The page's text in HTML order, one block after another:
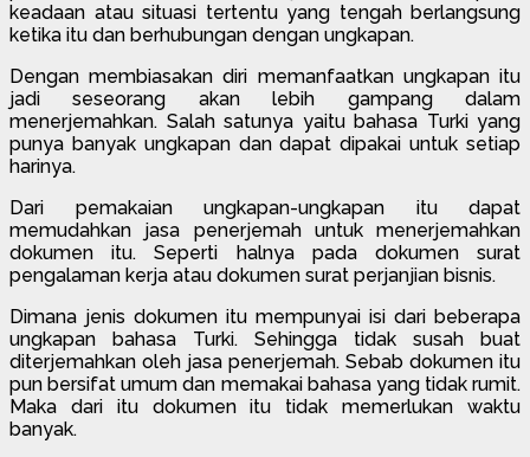
keadaan atau situasi tertentu yang tengah berlangsung
ketika itu dan berhubungan dengan ungkapan.
Dengan membiasakan diri memanfaatkan ungkapan itu
jadi seseorang akan lebih gampang dalam
menerjemahkan. Salah satunya yaitu bahasa Turki yang
punya banyak ungkapan dan dapat dipakai untuk setiap
harinya.
Dari pemakaian ungkapan-ungkapan itu dapat
memudahkan jasa penerjemah untuk menerjemahkan
dokumen itu. Seperti halnya pada dokumen surat
pengalaman kerja atau dokumen surat perjanjian bisnis.
Dimana jenis dokumen itu mempunyai isi dari beberapa
ungkapan bahasa Turki. Sehingga tidak susah buat
diterjemahkan oleh jasa penerjemah. Sebab dokumen itu
pun bersifat umum dan memakai bahasa yang tidak rumit.
Maka dari itu dokumen itu tidak memerlukan waktu
banyak.